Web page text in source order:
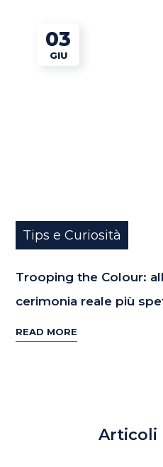
03
GIU
Tips e Curiosità
Trooping the Colour:
cerimonia reale più
READ MORE
Articoli